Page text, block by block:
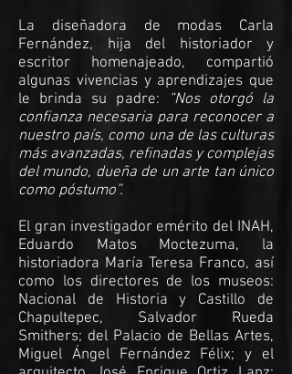
La diseñadora de modas Carla
Fernández, hija del historiador y
escritor homenajeado, compartió
algunas vivencias y aprendizajes que
le brinda su padre:
“Nos otorgó la
confianza necesaria para reconocer a
nuestro país, como una de las culturas
más avanzadas, refinadas y complejas
del mundo, dueña de un arte tan único
como póstumo”.
El gran investigador emérito del INAH,
Eduardo Matos Moctezuma, la
historiadora María Teresa Franco, así
como los directores de los museos:
Nacional de Historia y Castillo de
Chapultepec, Salvador Rueda
Smithers; del Palacio de Bellas Artes,
Miguel Ángel Fernández Félix; y el